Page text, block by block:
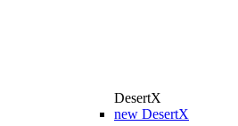
DesertX
new DesertX